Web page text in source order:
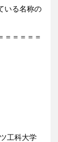
いる名称の
＝＝＝＝＝
工科大学